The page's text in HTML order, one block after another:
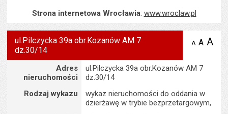
Strona internetowa Wrocławia: www.wroclaw.pl
ul.Pilczycka 39a obr.Kozanów AM 7
dz.30/14
A zmniejsz
A A
Adres
nieruchomości
ul.Pilczycka 39a obr.Kozanów AM 7
dz.30/14
Rodzaj wykazu
wykaz nieruchomości do oddania w
dzierżawę w trybie bezprzetargowym,